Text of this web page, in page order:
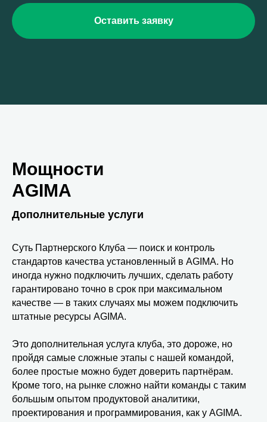
Оставить заявку
Мощности
AGIMA
Дополнительные услуги
Суть Партнерского Клуба — поиск и контроль
стандартов качества установленный в AGIMA. Но
иногда нужно подключить лучших, сделать работу
гарантировано точно в срок при максимальном
качестве — в таких случаях мы можем подключить
штатные ресурсы AGIMA.
Это дополнительная услуга клуба, это дороже, но
пройдя самые сложные этапы с нашей командой,
более простые можно будет доверить партнёрам.
Кроме того, на рынке сложно найти команды с таким
большым опытом продуктовой аналитики,
проектирования и программирования, как у AGIMA.